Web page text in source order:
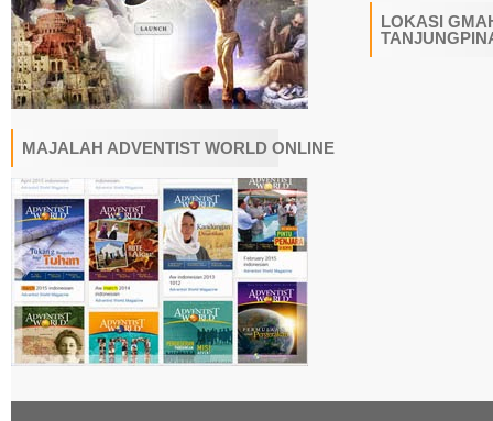
MAJALAH ADVENTIST WORLD ONLINE
LOKASI